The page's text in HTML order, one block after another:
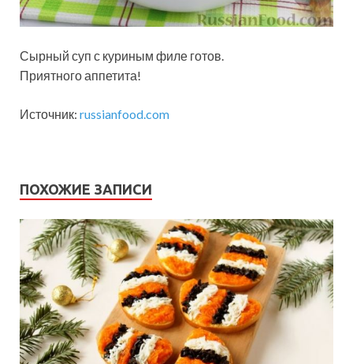
Сырный суп с куриным филе готов.
Приятного аппетита!
Источник: russianfood.com
ПОХОЖИЕ ЗАПИСИ